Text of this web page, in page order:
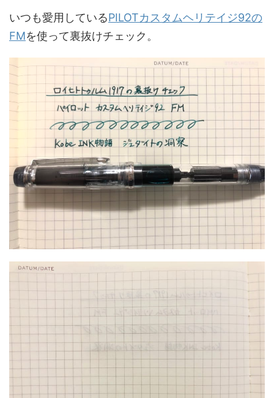
いつも愛用しているPILOTカスタムヘリテイジ92の
FMを使って裏抜けチェック。